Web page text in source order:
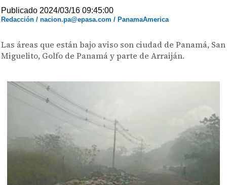
Publicado 2024/03/16 09:45:00
Redacción / nacion.pa@epasa.com / PanamaAmerica
Las áreas que están bajo aviso son ciudad de Panamá, San
Miguelito, Golfo de Panamá y parte de Arraiján.